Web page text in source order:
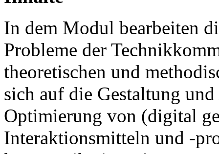
In dem Modul bearbeiten
Probleme der
theoretischen und
sich auf die Gestaltung
Optimierung von (digital
Interaktionsmitteln und -